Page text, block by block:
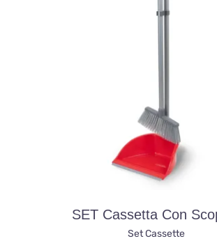
SET Cassetta Con
Set Cassette